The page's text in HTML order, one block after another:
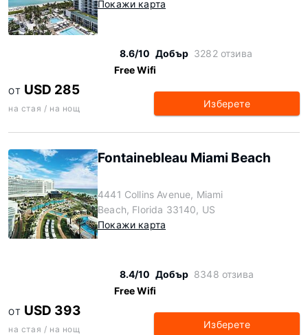
Покажи карта
8.6/10 Добър 3282 отзива
Free Wifi
ОТ USD 285
на стая / на нощ Изберете
Fontainebleau Miami Beach
4441 Collins Avenue, Miami
Beach, Florida 33140, US
Покажи карта
8.4/10 Добър 8348 отзива
Free Wifi
ОТ USD 393
на стая / на нощ Изберете